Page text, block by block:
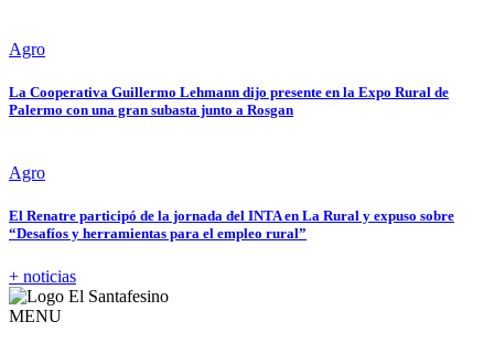
Agro
La Cooperativa Guillermo Lehmann dijo presente en la Expo Rural de
Palermo con una gran subasta junto a Rosgan
Agro
El Renatre participó de la jornada del INTA en La Rural y expuso sobre
“Desafíos y herramientas para el empleo rural”
+ noticias
MENU